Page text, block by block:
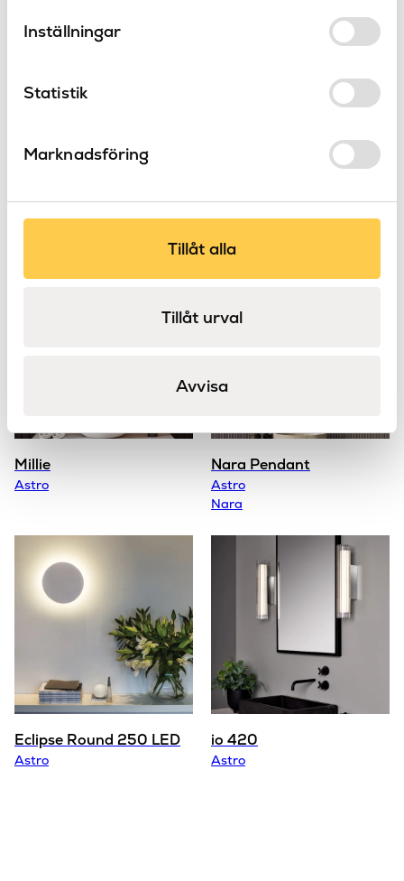
Inställningar
Statistik
Marknadsföring
Tillåt alla
Tillåt urval
Avvisa
Produkter
från Astro
Millie
Astro
Nara Pendant
Astro
Nara
Eclipse Round 250 LED
Astro
io 420
Astro